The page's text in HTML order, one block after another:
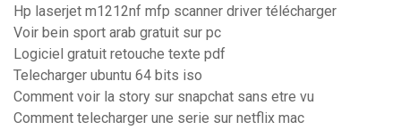
Hp laserjet m1212nf mfp scanner driver télécharger
Voir bein sport arab gratuit sur pc
Logiciel gratuit retouche texte pdf
Telecharger ubuntu 64 bits iso
Comment voir la story sur snapchat sans etre vu
Comment telecharger une serie sur netflix mac